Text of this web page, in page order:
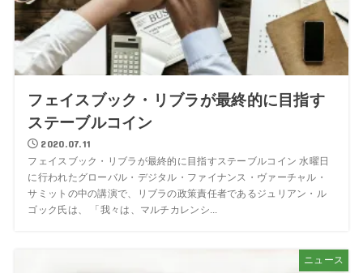
フェイスブック・リブラが最終的に目指す
ステーブルコイン
2020.07.11
フェイスブック・リブラが最終的に目指すステーブルコイン 水曜日
に行われたグローバル・デジタル・ファイナンス・ヴァーチャル・
サミットの中の講演で、リブラの政策責任者であるジュリアン・ル
ゴック氏は、 「我々は、マルチカレンシ...
ニュース